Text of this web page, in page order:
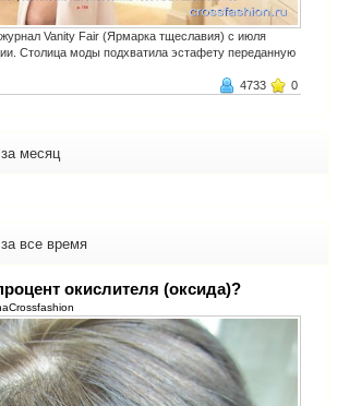
Vanity Fair (Ярмарка тщеславия) с июля
Столица моды подхватила эстафету переданную
4733 0
месяц
все время
окислителя (оксида)?